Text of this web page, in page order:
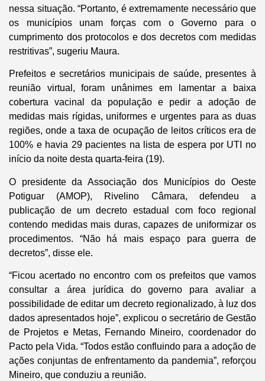
nessa situação. “Portanto, é extremamente necessário que
os municípios unam forças com o Governo para o
cumprimento dos protocolos e dos decretos com medidas
restritivas”, sugeriu Maura.
Prefeitos e secretários municipais de saúde, presentes à
reunião virtual, foram unânimes em lamentar a baixa
cobertura vacinal da população e pedir a adoção de
medidas mais rígidas, uniformes e urgentes para as duas
regiões, onde a taxa de ocupação de leitos críticos era de
100% e havia 29 pacientes na lista de espera por UTI no
início da noite desta quarta-feira (19).
O presidente da Associação dos Municípios do Oeste
Potiguar (AMOP), Rivelino Câmara, defendeu a
publicação de um decreto estadual com foco regional
contendo medidas mais duras, capazes de uniformizar os
procedimentos. “Não há mais espaço para guerra de
decretos”, disse ele.
“Ficou acertado no encontro com os prefeitos que vamos
consultar a área jurídica do governo para avaliar a
possibilidade de editar um decreto regionalizado, à luz dos
dados apresentados hoje”, explicou o secretário de Gestão
de Projetos e Metas, Fernando Mineiro, coordenador do
Pacto pela Vida. “Todos estão confluindo para a adoção de
ações conjuntas de enfrentamento da pandemia”, reforçou
Mineiro, que conduziu a reunião.